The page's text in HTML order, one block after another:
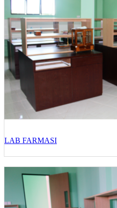
LAB FARMASI